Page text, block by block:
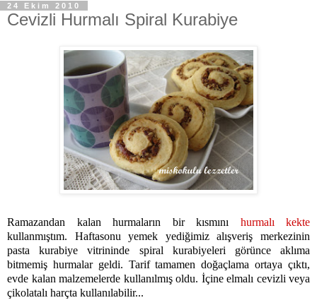
24 Ekim 2010
Cevizli Hurmalı Spiral Kurabiye
Ramazandan kalan hurmaların bir kısmını hurmalı kekte
kullanmıştım. Haftasonu yemek yediğimiz alışveriş merkezinin
pasta kurabiye vitrininde spiral kurabiyeleri görünce aklıma
bitmemiş hurmalar geldi. Tarif tamamen doğaçlama ortaya çıktı,
evde kalan malzemelerde kullanılmış oldu. İçine elmalı cevizli veya
çikolatalı harçta kullanılabilir...